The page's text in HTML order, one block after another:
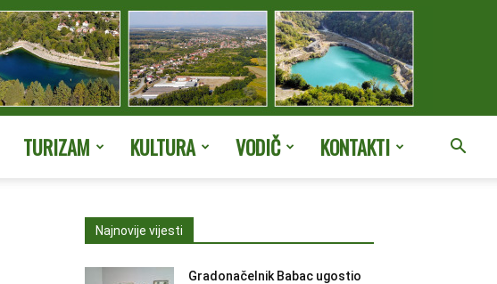
TURIZAM KULTURA VODIČ KONTAKTI
Najnovije vijesti
Gradonačelnik Babac ugostio